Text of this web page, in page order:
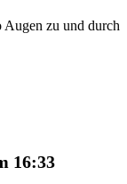
Augen zu und durch
16:33